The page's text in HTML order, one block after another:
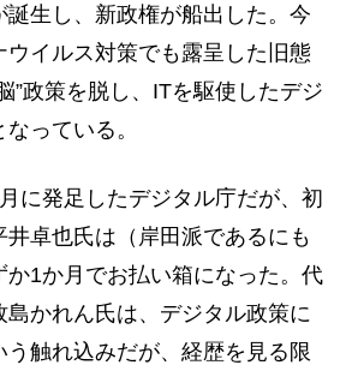
生し、新政権が船出した。今
ウイルス対策でも露呈した旧態
”政策を脱し、ITを駆使したデジ
っている。
に発足したデジタル庁だが、初
卓也氏は（岸田派であるにも
か1か月でお払い箱になった。代
島かれん氏は、デジタル政策に
触れ込みだが、経歴を見る限